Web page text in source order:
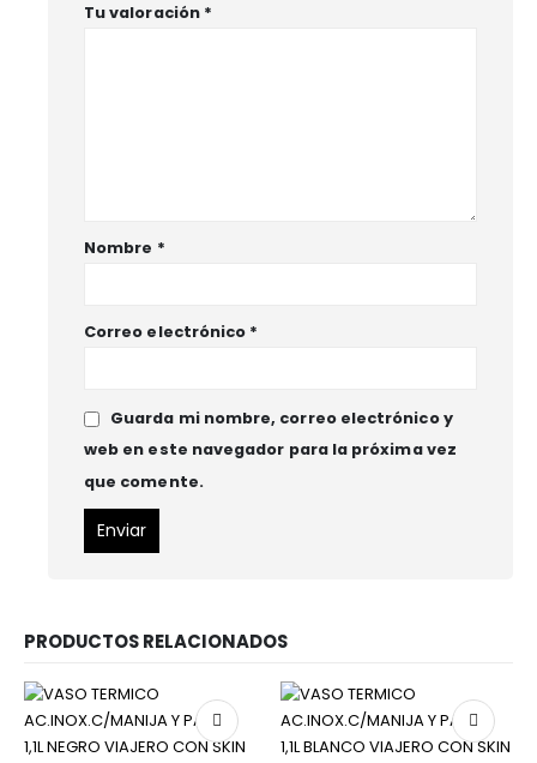
Tu valoración *
Nombre *
Correo electrónico *
Guarda mi nombre, correo electrónico y
web en este navegador para la próxima vez
que comente.
PRODUCTOS RELACIONADOS